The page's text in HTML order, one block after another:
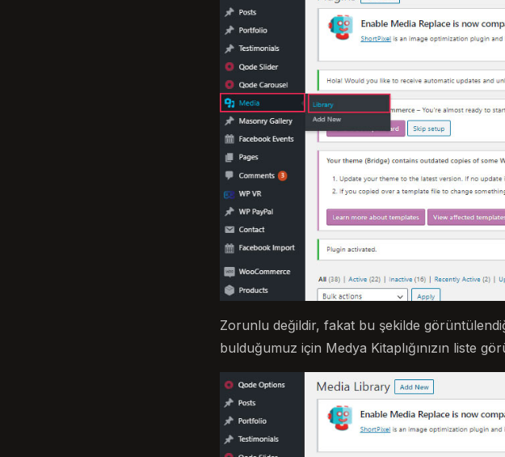
Zorunlu değildir, fakat bu şekilde
bulduğumuz için Medya Kitaplığınızın liste